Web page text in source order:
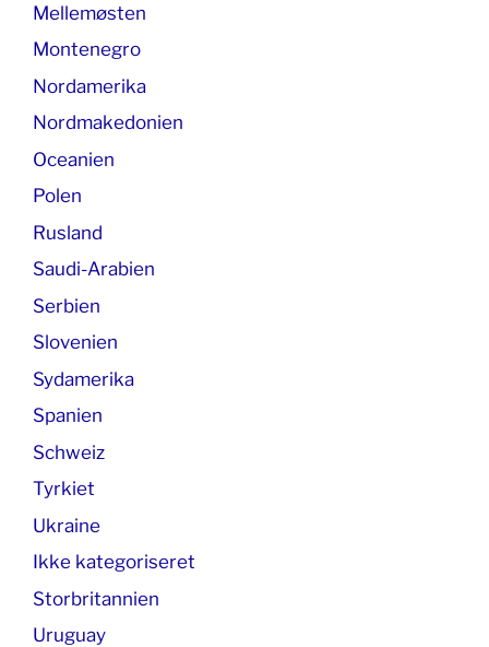
Mellemøsten
Montenegro
Nordamerika
Nordmakedonien
Oceanien
Polen
Rusland
Saudi-Arabien
Serbien
Slovenien
Sydamerika
Spanien
Schweiz
Tyrkiet
Ukraine
Ikke kategoriseret
Storbritannien
Uruguay